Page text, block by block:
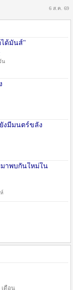
6 ส.ค. 69
ด้มันส์"
น
งมีมนตร์ขลัง
มาพบกันใหม่ใน
เดือน